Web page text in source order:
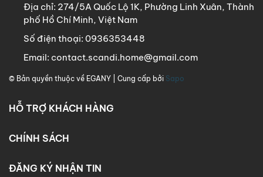
Địa chỉ: 274/5A Quốc Lộ 1K, Phường Linh Xuân, Thành
phố Hồ Chí Minh, Việt Nam
Số điện thoại: 0936353448
Email: contact.scandi.home@gmail.com
© Bản quyền thuộc về EGANY | Cung cấp bởi Sapo
HỖ TRỢ KHÁCH HÀNG
CHÍNH SÁCH
ĐĂNG KÝ NHẬN TIN